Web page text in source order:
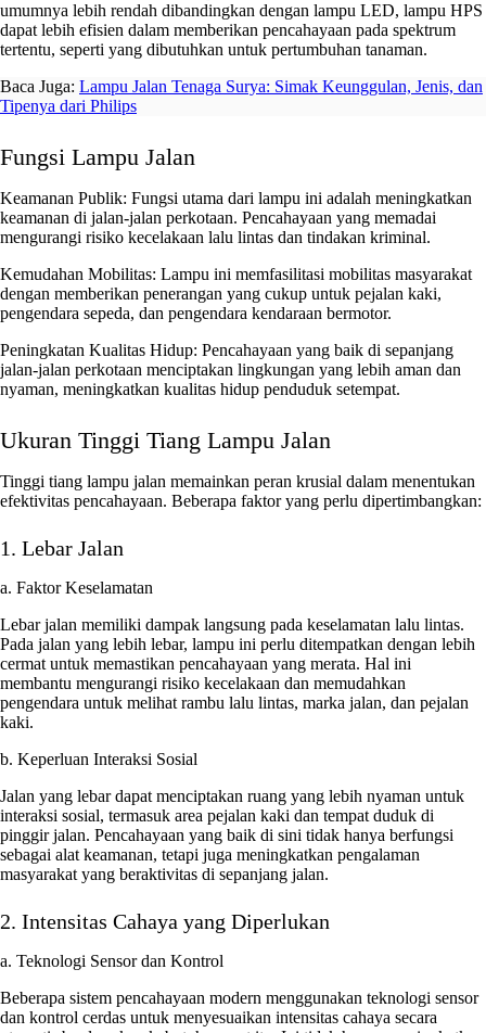
umumnya lebih rendah dibandingkan dengan lampu LED, lampu HPS
dapat lebih efisien dalam memberikan pencahayaan pada spektrum
tertentu, seperti yang dibutuhkan untuk pertumbuhan tanaman.
Baca Juga: Lampu Jalan Tenaga Surya: Simak Keunggulan, Jenis, dan
Tipenya dari Philips
Fungsi Lampu Jalan
Keamanan Publik: Fungsi utama dari lampu ini adalah meningkatkan
keamanan di jalan-jalan perkotaan. Pencahayaan yang memadai
mengurangi risiko kecelakaan lalu lintas dan tindakan kriminal.
Kemudahan Mobilitas: Lampu ini memfasilitasi mobilitas masyarakat
dengan memberikan penerangan yang cukup untuk pejalan kaki,
pengendara sepeda, dan pengendara kendaraan bermotor.
Peningkatan Kualitas Hidup: Pencahayaan yang baik di sepanjang
jalan-jalan perkotaan menciptakan lingkungan yang lebih aman dan
nyaman, meningkatkan kualitas hidup penduduk setempat.
Ukuran Tinggi Tiang Lampu Jalan
Tinggi tiang lampu jalan memainkan peran krusial dalam menentukan
efektivitas pencahayaan. Beberapa faktor yang perlu dipertimbangkan:
1. Lebar Jalan
a. Faktor Keselamatan
Lebar jalan memiliki dampak langsung pada keselamatan lalu lintas.
Pada jalan yang lebih lebar, lampu ini perlu ditempatkan dengan lebih
cermat untuk memastikan pencahayaan yang merata. Hal ini
membantu mengurangi risiko kecelakaan dan memudahkan
pengendara untuk melihat rambu lalu lintas, marka jalan, dan pejalan
kaki.
b. Keperluan Interaksi Sosial
Jalan yang lebar dapat menciptakan ruang yang lebih nyaman untuk
interaksi sosial, termasuk area pejalan kaki dan tempat duduk di
pinggir jalan. Pencahayaan yang baik di sini tidak hanya berfungsi
sebagai alat keamanan, tetapi juga meningkatkan pengalaman
masyarakat yang beraktivitas di sepanjang jalan.
2. Intensitas Cahaya yang Diperlukan
a. Teknologi Sensor dan Kontrol
Beberapa sistem pencahayaan modern menggunakan teknologi sensor
dan kontrol cerdas untuk menyesuaikan intensitas cahaya secara